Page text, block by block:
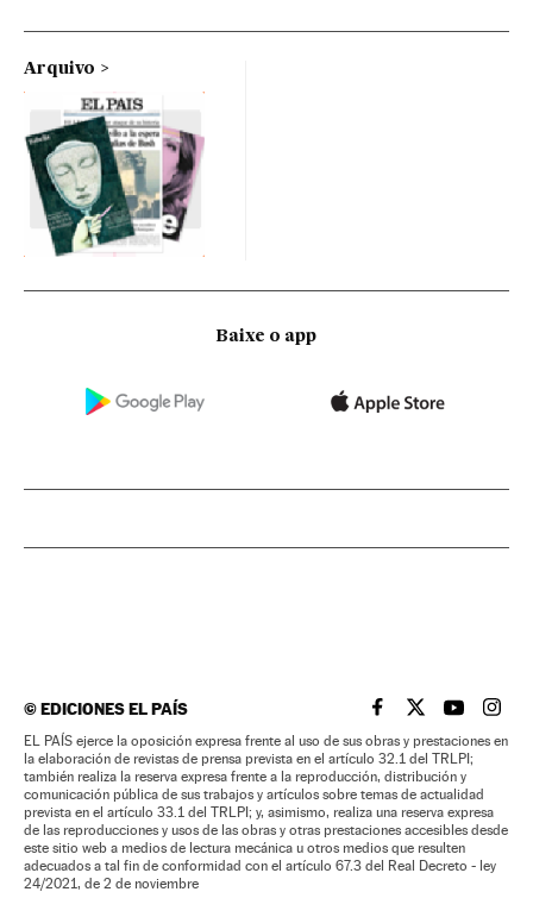
Arquivo
Baixe o app
©EDICIONES EL PAÍS EL PAÍS BRASIL EN
EL PAÍSEL PAÍS
EL
EL PAÍS ejerce la oposición expresa frente al uso de sus obras y prestaciones en
la elaboración de revistas de prensa prevista en el artículo 32.1 del TRLPI;
también realiza la reserva expresa frente a la reproducción, distribución y
comunicación pública de sus trabajos y artículos sobre temas de actualidad
prevista en el artículo 33.1 del TRLPI; y, asimismo, realiza una reserva expresa
de las reproducciones y usos de las obras y otras prestaciones accesibles desde
este sitio web a medios de lectura mecánica u otros medios que resulten
adecuados a tal fin de conformidad con el artículo 67.3 del Real Decreto - ley
24/2021, de 2 de noviembre